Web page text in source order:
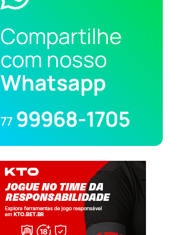
Compartilhe
com nosso
Whatsapp
77 99968-1705